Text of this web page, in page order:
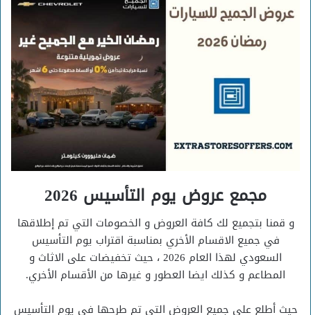
مجمع عروض يوم التأسيس 2026
و قمنا بتجميع لك كافة العروض و الخصومات التي تم إطلاقها
في جميع الاقسام الأخري بمناسبة اقتراب يوم التأسيس
السعودي لهذا العام 2026 ، حيث تخفيضات على الاثاث و
المطاعم و كذلك ايضا العطور و غيرها من الأقسام الأخري.
حيث أطلع على جميع العروض التي تم طرحها في يوم التأسيس